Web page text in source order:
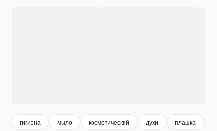
гигиена мыло косметический духи плашка